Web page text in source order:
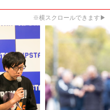
※横スクロールできます▶